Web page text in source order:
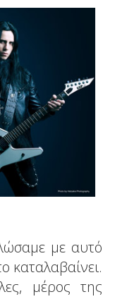
με αυτό
καταλαβαίνει.
μέρος της